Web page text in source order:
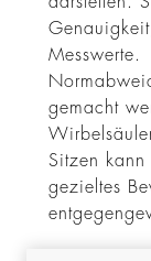
Messwerte.
gemacht
Sitzen
gezieltes